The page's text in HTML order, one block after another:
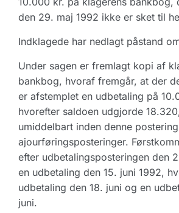
den 29. maj 1992 ikke er sket til
Indklagede har nedlagt påstand
Under sagen er fremlagt kopi af
bankbog, hvoraf fremgår, at der
er afstemplet en udbetaling på
hvorefter saldoen udgjorde
umiddelbart inden denne
ajourføringsposteringer.
efter udbetalingsposteringen den
en udbetaling den 15. juni 1992,
udbetaling den 18. juni og en
juni.